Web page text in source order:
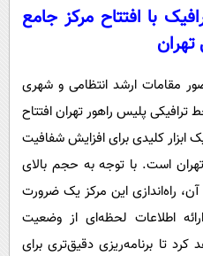
با افتتاح مرکز جامع
تهران
مقامات ارشد انتظامی و شهری
ترافیکی پلیس راهور تهران افتتاح
ابزار کلیدی برای افزایش شفافیت
است. با توجه به حجم بالای
راه‌اندازی این مرکز یک ضرورت
اطلاعات لحظه‌ای از وضعیت
تا برنامه‌ریزی دقیق‌تری برای